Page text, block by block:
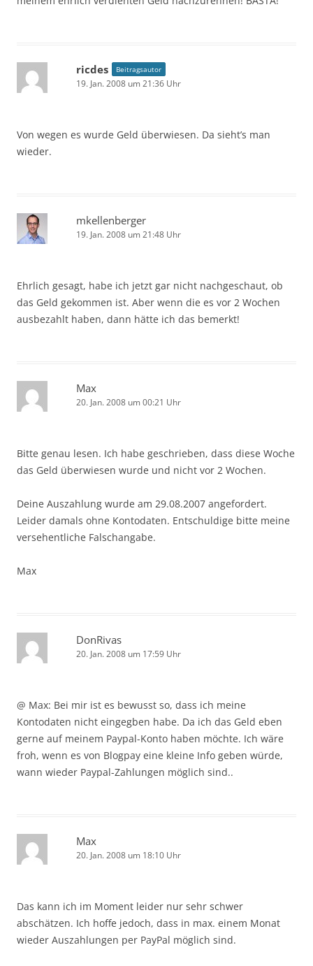
ricdes Beitragsautor
19. Jan. 2008 um 21:36 Uhr
Von wegen es wurde Geld überwiesen. Da sieht’s man
wieder.
mkellenberger
19. Jan. 2008 um 21:48 Uhr
Ehrlich gesagt, habe ich jetzt gar nicht nachgeschaut, ob
das Geld gekommen ist. Aber wenn die es vor 2 Wochen
ausbezahlt haben, dann hätte ich das bemerkt!
Max
20. Jan. 2008 um 00:21 Uhr
Bitte genau lesen. Ich habe geschrieben, dass diese Woche
das Geld überwiesen wurde und nicht vor 2 Wochen.
Deine Auszahlung wurde am 29.08.2007 angefordert.
Leider damals ohne Kontodaten. Entschuldige bitte meine
versehentliche Falschangabe.
Max
DonRivas
20. Jan. 2008 um 17:59 Uhr
@ Max: Bei mir ist es bewusst so, dass ich meine
Kontodaten nicht eingegben habe. Da ich das Geld eben
gerne auf meinem Paypal-Konto haben möchte. Ich wäre
froh, wenn es von Blogpay eine kleine Info geben würde,
wann wieder Paypal-Zahlungen möglich sind..
Max
20. Jan. 2008 um 18:10 Uhr
Das kann ich im Moment leider nur sehr schwer
abschätzen. Ich hoffe jedoch, dass in max. einem Monat
wieder Auszahlungen per PayPal möglich sind.